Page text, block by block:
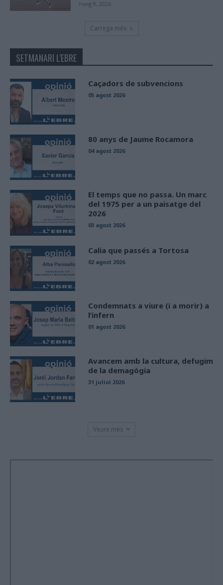
maig 8, 2026
Carrega més
SETMANARI L'EBRE
Caçadors de subvencions
05 agost 2026
80 anys de Jaume Rocamora
04 agost 2026
El temps que no passa. Un marc
del 1975 per a un paisatge del
2026
03 agost 2026
Calia que passés a Tortosa
02 agost 2026
Condemnats a viure (i a morir) a
l’infern
01 agost 2026
Avancem amb la cultura, defugim
de la demagògia
31 juliol 2026
Veure més